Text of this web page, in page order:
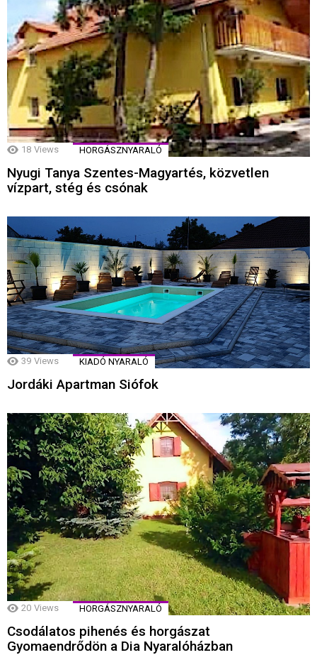
18 Views HORGÁSZNYARALÓ
Nyugi Tanya Szentes-Magyartés, közvetlen
vízpart, stég és csónak
39 Views KIADÓ NYARALÓ
Jordáki Apartman Siófok
20 Views HORGÁSZNYARALÓ
Csodálatos pihenés és horgászat
Gyomaendrődön a Dia Nyaralóházban